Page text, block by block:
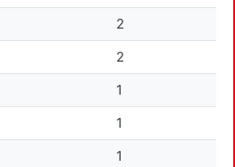
2
2
1
1
1